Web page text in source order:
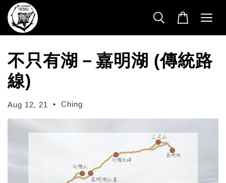
不只有湖－嘉明湖 (傳統路
線)
Aug 12, 21 • Ching